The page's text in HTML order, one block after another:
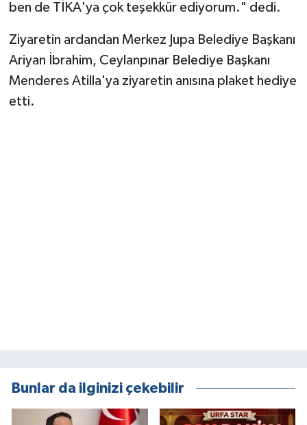
ben de TİKA'ya çok teşekkür ediyorum." dedi.
Ziyaretin ardandan Merkez Jupa Belediye Başkanı
Ariyan İbrahim, Ceylanpınar Belediye Başkanı
Menderes Atilla'ya ziyaretin anısına plaket hediye
etti.
Bunlar da ilginizi çekebilir